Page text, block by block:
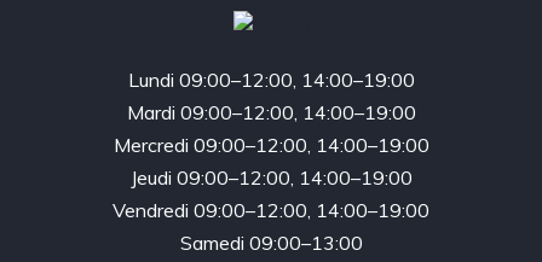
Lundi 09:00–12:00, 14:00–19:00
Mardi 09:00–12:00, 14:00–19:00
Mercredi 09:00–12:00, 14:00–19:00
Jeudi 09:00–12:00, 14:00–19:00
Vendredi 09:00–12:00, 14:00–19:00
Samedi 09:00–13:00